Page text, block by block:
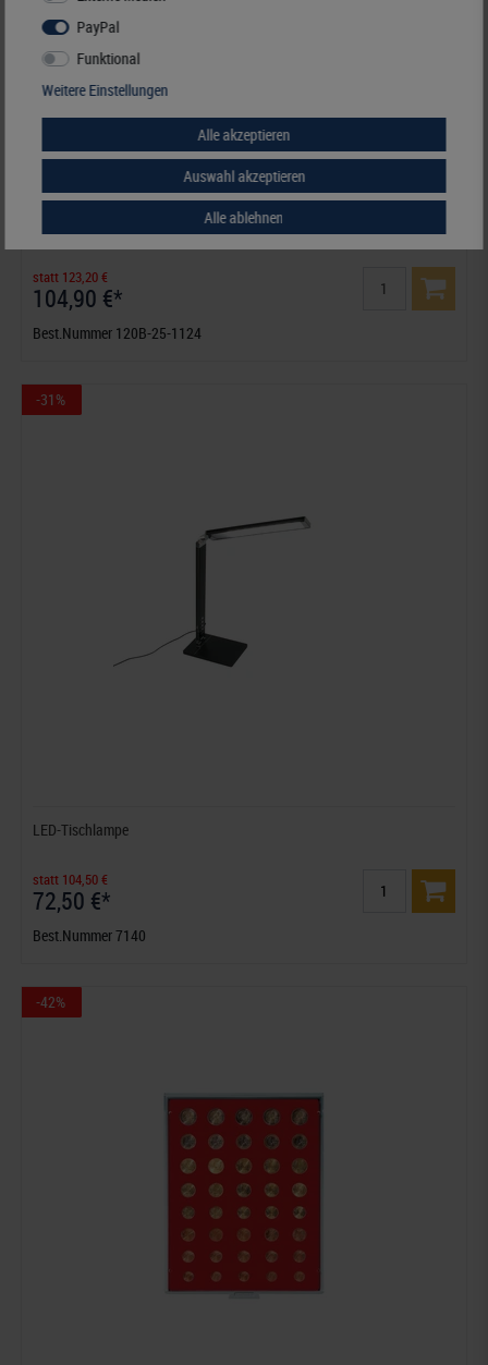
Deutschland - Nachtrag Jahrgang 2025, inklusive Ringbinder-Set
statt 123,20 €
104,90 €*
Best.Nummer 120B-25-1124
-31%
LED-Tischlampe
statt 104,50 €
72,50 €*
Best.Nummer 7140
-42%
PayPal
Funktional
Weitere Einstellungen
Alle akzeptieren
Auswahl akzeptieren
Alle ablehnen